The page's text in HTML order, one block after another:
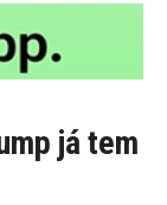
já tem